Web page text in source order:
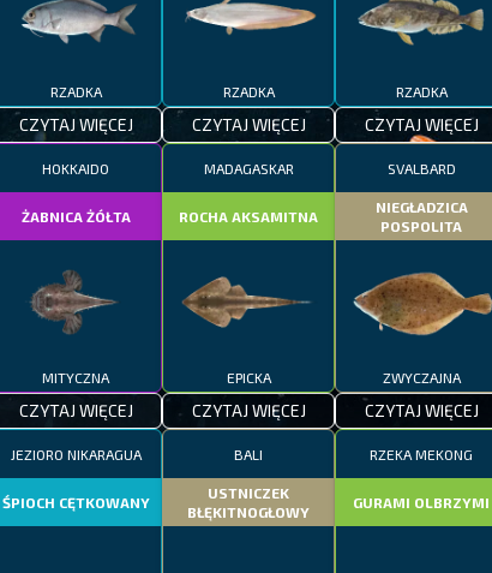
RZADKA
CZYTAJ WIĘCEJ
RZADKA
CZYTAJ WIĘCEJ
RZADKA
CZYTAJ WIĘCEJ
HOKKAIDO
ŻABNICA ŻÓŁTA
MITYCZNA
CZYTAJ WIĘCEJ
MADAGASKAR
ROCHA AKSAMITNA
EPICKA
CZYTAJ WIĘCEJ
SVALBARD
NIEGŁADZICA
POSPOLITA
ZWYCZAJNA
CZYTAJ WIĘCEJ
JEZIORO NIKARAGUA
ŚPIOCH CĘTKOWANY
BALI
USTNICZEK
BŁĘKITNOGŁOWY
RZEKA MEKONG
GURAMI OLBRZYMI